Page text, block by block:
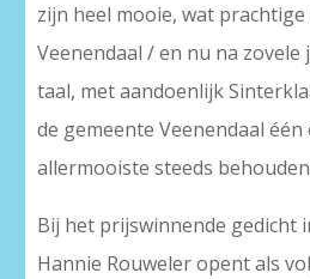
zijn heel mooie, wat
Veenendaal / en nu na
taal, met aandoenlijk
de gemeente Veenendaal
allermooiste steeds
Bij het prijswinnende gedicht
Hannie Rouweler opent als